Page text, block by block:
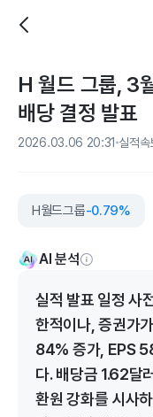
H 월드 그룹, 3
배당 결정 발표
2026.03.06 20:31 실적속
H월드그룹-0.79%
AI 분석
실적 발표 일정 사
한적이나, 증권가
84% 증가, EPS
다. 배당금 1.62달
환원 강화를 시사